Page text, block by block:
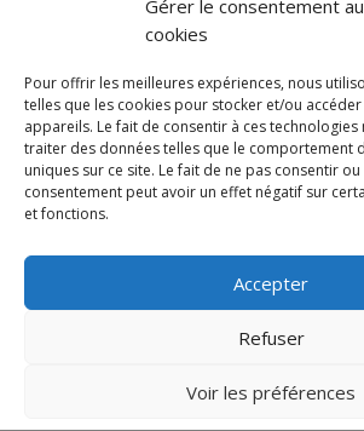
Gérer le consentement
cookies
Pour offrir les meilleures expériences, nous
telles que les cookies pour stocker et/ou
appareils. Le fait de consentir à ces
traiter des données telles que le comportement
uniques sur ce site. Le fait de ne pas consentir
consentement peut avoir un effet négatif sur
et fonctions.
Accepter
Refuser
Voir les préférences
Union européenne
S’abonner à la Newsletter
réservés